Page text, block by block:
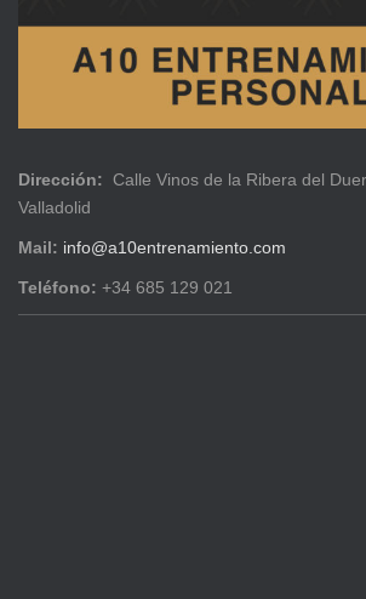
Dirección: Calle Vinos de la Ribera del
Valladolid
Mail: info@a10entrenamiento.com
Teléfono: +34 685 129 021